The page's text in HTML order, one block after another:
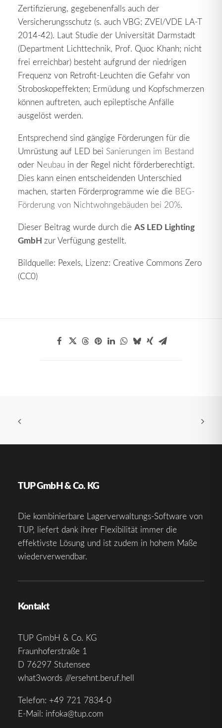
Zertifizierung, gegebenenfalls auch der
Versicherungsschutz (s. auch VBG; ZVEI/VDE LA-T
2014-42). Laut Studie der Universität Darmstadt
(Department Lichttechnik, Prof. Quoc Khanh; nicht
frei erreichbar) besteht aufgrund der niedrigen
Frequenz von Retrofit-Leuchten die Gefahr von
Stroboskopeffekten; Ermüdung und Kopfschmerzen
können auftreten, auch epileptische Anfälle
ausgelöst werden.
Entsprechend sind gängige Förderungen für die
Umrüstung auf LED bei Sanierungen im Bestand
oder Neubau in der Regel nicht förderberechtigt.
Dies kann einen entscheidenden Unterschied
machen, starten Förderprogramme wie die BEG-
Förderung von Nichtwohngebäuden bei 20%.
Dieser Beitrag wurde durch die AS LED Lighting
GmbH zur Verfügung gestellt.
Bildquelle: Pexels, Lizenz: Creative Commons Zero
(CC0)
TUP GmbH & Co. KG
Die kombinierbare Lagerverwaltungs-Software von
TUP, liefert dank ihrer Flexibilität immer die
effektivste Lösung und ist zudem in hohem Maße
wiederverwendbar.
Kontakt
TUP GmbH & Co. KG
Fraunhoferstraße 1
D 76297 Stutensee
what3words ///ersehnt.beruf.hell
Telefon: +49 721 7834-0
E-Mail: infoka@tup.com